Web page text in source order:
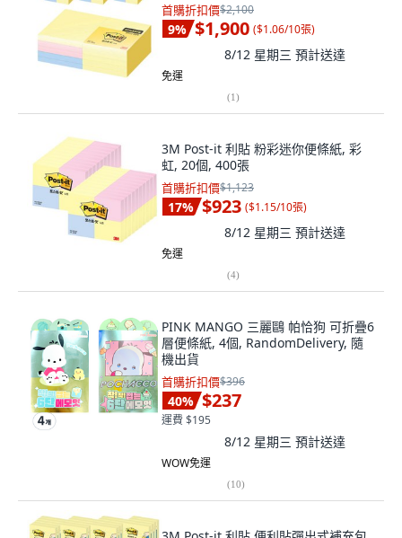
首購折扣價$2,100
9% $1,900 ($1.06/10張)
8/12 星期三 預計送達
免運
(1)
3M Post-it 利貼 粉彩迷你便條紙, 彩
虹, 20個, 400張
首購折扣價$1,123
17% $923 ($1.15/10張)
8/12 星期三 預計送達
免運
(4)
PINK MANGO 三麗鷗 帕恰狗 可折疊6
層便條紙, 4個, RandomDelivery, 隨
機出貨
首購折扣價$396
40% $237
運費 $195
8/12 星期三 預計送達
WOW免運
(10)